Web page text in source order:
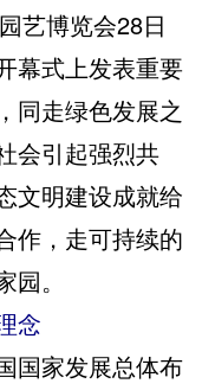
艺博览会28日
幕式上发表重要
同走绿色发展之
会引起强烈共
文明建设成就给
作，走可持续的
。
念
家发展总体布